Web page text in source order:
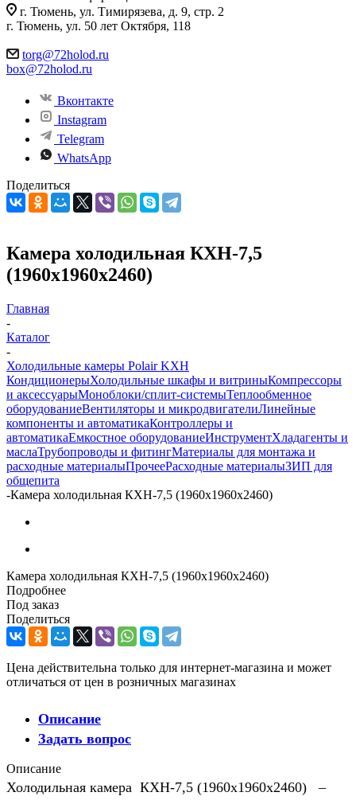
г. Тюмень, ул. Тимирязева, д. 9, стр. 2
г. Тюмень, ул. 50 лет Октября, 118
torg@72holod.ru
box@72holod.ru
Вконтакте
Instagram
Telegram
WhatsApp
Поделиться
Камера холодильная КХН-7,5
(1960х1960х2460)
Главная
-
Каталог
-
Холодильные камеры Polair KXH
КондиционерыХолодильные шкафы и витриныКомпрессоры
и аксессуарыМоноблоки/сплит-системыТеплообменное
оборудованиеВентиляторы и микродвигателиЛинейные
компоненты и автоматикаКонтроллеры и
автоматикаЕмкостное оборудованиеИнструментХладагенты и
маслаТрубопроводы и фитингМатериалы для монтажа и
расходные материалыПрочееРасходные материалыЗИП для
общепита
-Камера холодильная КХН-7,5 (1960х1960х2460)
Камера холодильная КХН-7,5 (1960х1960х2460)
Подробнее
Под заказ
Поделиться
Цена действительна только для интернет-магазина и может
отличаться от цен в розничных магазинах
Описание
Задать вопрос
Описание
Холодильная камера КХН-7,5 (1960х1960х2460) –